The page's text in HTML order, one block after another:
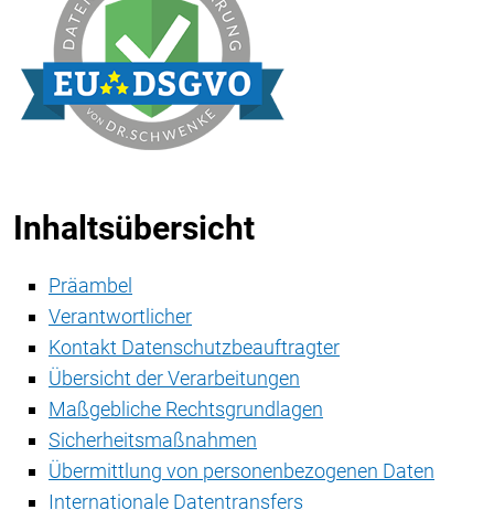
Inhaltsübersicht
Präambel
Verantwortlicher
Kontakt Datenschutzbeauftragter
Übersicht der Verarbeitungen
Maßgebliche Rechtsgrundlagen
Sicherheitsmaßnahmen
Übermittlung von personenbezogenen Daten
Internationale Datentransfers